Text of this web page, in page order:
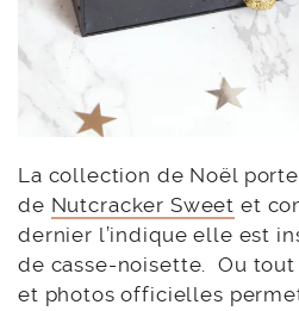
La collection de Noël
de Nutcracker Sweet et
dernier l’indique elle est
de casse-noisette. Ou
et photos officielles